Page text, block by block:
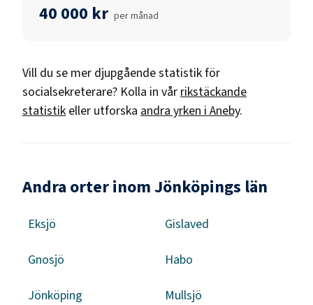
40 000 kr per månad
Vill du se mer djupgående statistik för
socialsekreterare? Kolla in vår rikstäckande
statistik eller utforska andra yrken i Aneby.
Andra orter inom Jönköpings län
Eksjö Gislaved
Gnosjö Habo
Jönköping Mullsjö